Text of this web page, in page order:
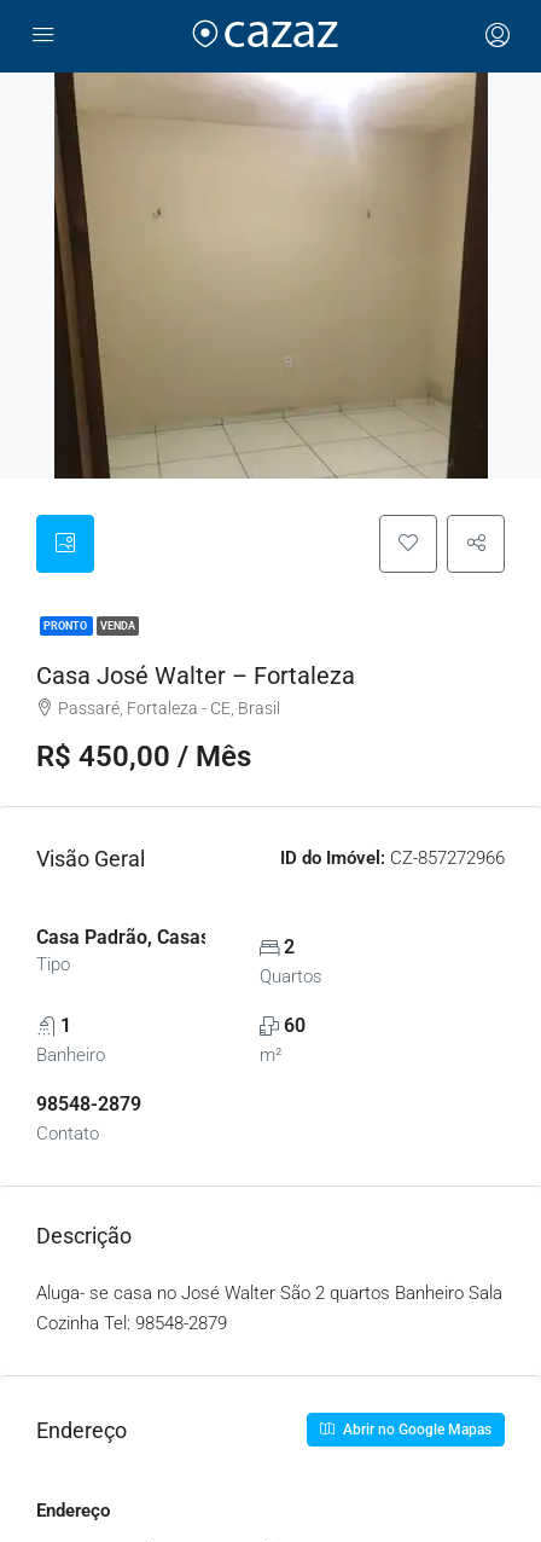
PRONTO VENDA
Casa José Walter – Fortaleza
Passaré, Fortaleza - CE, Brasil
R$ 450,00 / Mês
Visão Geral ID do Imóvel: CZ-857272966
Casa Padrão, Casas
Tipo
2
Quartos
1
Banheiro
60
m²
98548-2879
Contato
Descrição
Aluga- se casa no José Walter São 2 quartos Banheiro Sala
Cozinha Tel: 98548-2879
Endereço Abrir no Google Mapas
Endereço